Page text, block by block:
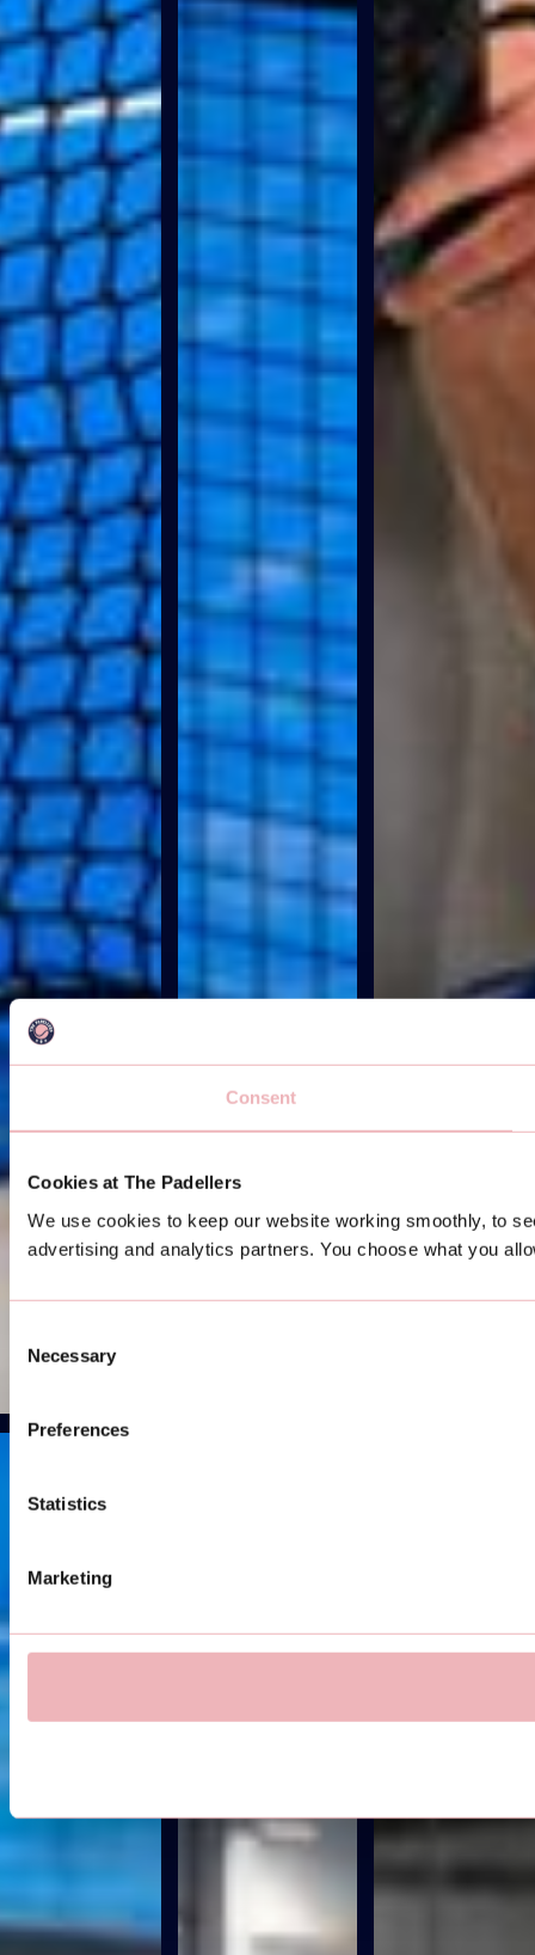
Consent
Cookies at The Padellers
We use cookies to keep our website working smoothly, to
advertising and analytics partners. You choose what you
Selection
Necessary
Preferences
Statistics
Marketing